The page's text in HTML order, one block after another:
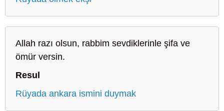
Allah razı olsun, rabbim sevdiklerinle şifa ve
ömür versin.
Resul
Rüyada ankara ismini duymak